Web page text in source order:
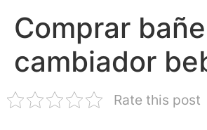
Comprar
cambiador
Rate this post